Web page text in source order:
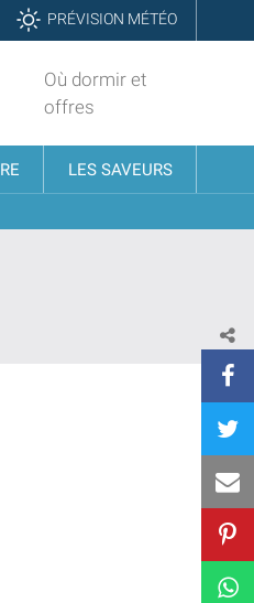
PRÉVISION MÉTÉO
Où dormir et
offres
LES SAVEURS